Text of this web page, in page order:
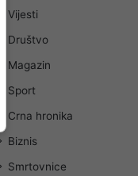
Vijesti
Društvo
Magazin
Sport
Crna hronika
Biznis
Smrtovnice